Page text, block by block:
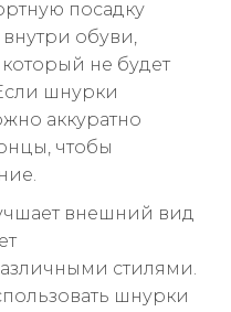
посадку
обуви,
не будет
шнурки
аккуратно
чтобы
внешний вид
стилями.
шнурки